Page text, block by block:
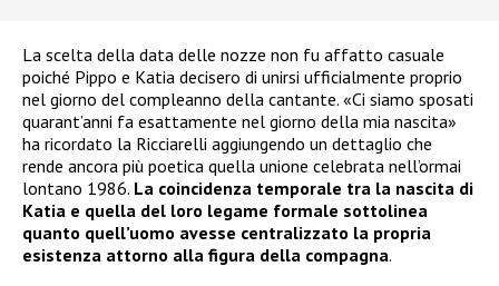
La scelta della data delle nozze non fu affatto casuale
poiché Pippo e Katia decisero di unirsi ufficialmente proprio
nel giorno del compleanno della cantante. «Ci siamo sposati
quarant’anni fa esattamente nel giorno della mia nascita»
ha ricordato la Ricciarelli aggiungendo un dettaglio che
rende ancora più poetica quella unione celebrata nell’ormai
lontano 1986. La coincidenza temporale tra la nascita di
Katia e quella del loro legame formale sottolinea
quanto quell’uomo avesse centralizzato la propria
esistenza attorno alla figura della compagna.